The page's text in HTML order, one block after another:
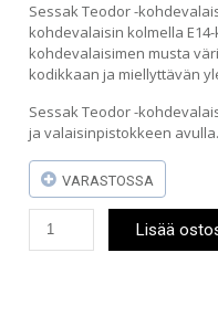
Sessak Teodor -
kohdevalaisin kolmella
kohdevalaisimen musta
kodikkaan ja miellyttävän
Sessak Teodor -
ja valaisinpistokkeen avulla.
VARASTOSSA
Teodor-
Lisää